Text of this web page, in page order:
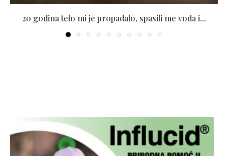
20 godina telo mi je propadalo, spasili me voda i...